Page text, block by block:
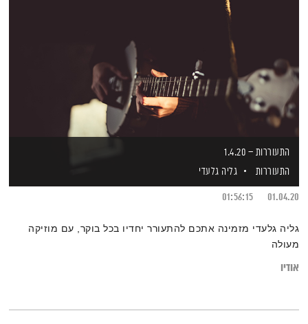
התעוררות – 1.4.20
התעוררות
גליה גלעדי
01.04.20
01:56:15
גליה גלעדי מזמינה אתכם להתעורר יחדיו בכל בוקר, עם מוזיקה
מעולה
אודיו